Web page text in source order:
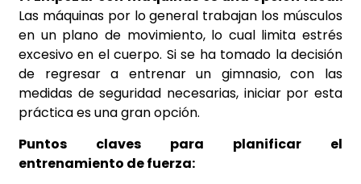
Las máquinas por lo general trabajan los músculos
en un plano de movimiento, lo cual limita estrés
excesivo en el cuerpo. Si se ha tomado la decisión
de regresar a entrenar un gimnasio, con las
medidas de seguridad necesarias, iniciar por esta
práctica es una gran opción.
Puntos claves para planificar el
entrenamiento de fuerza: